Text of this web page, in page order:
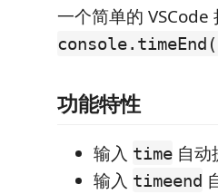
一个简单的 VSCode
功能特性
输入 time 自动
输入 timeend